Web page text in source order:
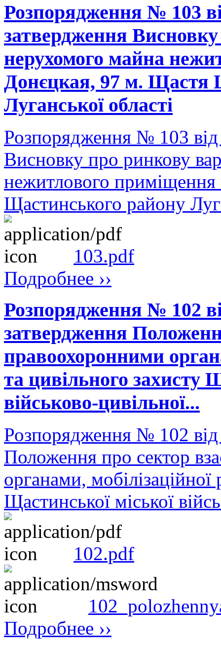
Розпорядження № 103
затвердження
нерухомого майна
Донєцкая, 97 м. Щастя
Луганської області
Розпорядження № 103
Висновку про ринкову
нежитлового
Щастинського району
103.pdf
Подробнее ››
Розпорядження № 102
затвердження
правоохоронними
та цивільного захисту
військово-цивільної...
Розпорядження № 102
Положення про сектор
органами,
Щастинської міської
102.pdf
Подробнее ››